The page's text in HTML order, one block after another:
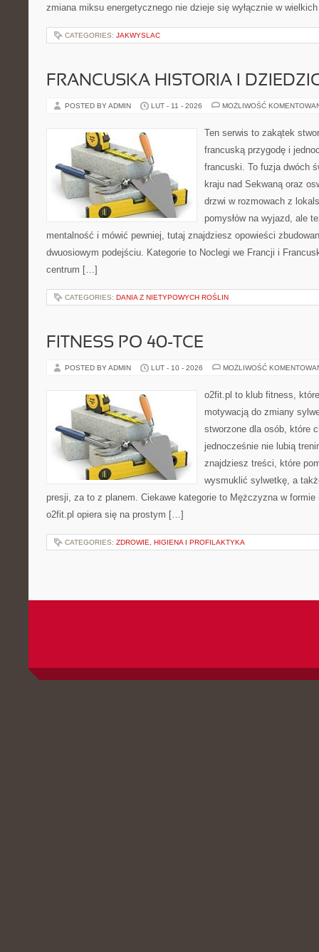
zmiana miksu energetycznego nie dzieje się wyłącznie w
CATEGORIES: JAKWYSLAC
FRANCUSKA HISTORIA I
POSTED BY ADMIN LUT - 11 - 2026 MOŻLIWOŚĆ
Ten serwis to zakątek
francuską przygodę i
francuski. To fuzja dwóch
kraju nad Sekwaną oraz
drzwi w rozmowach z
pomysłów na wyjazd, ale
mentalność i mówić pewniej, tutaj znajdziesz opowieści
dwuosiowym podejściu. Kategorie to Noclegi we Francji i
centrum […]
CATEGORIES: DANIA Z NIETYPOWYCH ROŚLIN
FITNESS PO 40-TCE
POSTED BY ADMIN LUT - 10 - 2026 MOŻLIWOŚĆ
o2fit.pl to klub fitness,
motywacją do zmiany
stworzone dla osób, które
jednocześnie nie lubią
znajdziesz treści, które
wysmuklić sylwetkę, a
presji, za to z planem. Ciekawe kategorie to Mężczyzna w
o2fit.pl opiera się na prostym […]
CATEGORIES: ZDROWIE, HIGIENA I PROFILAKTYKA